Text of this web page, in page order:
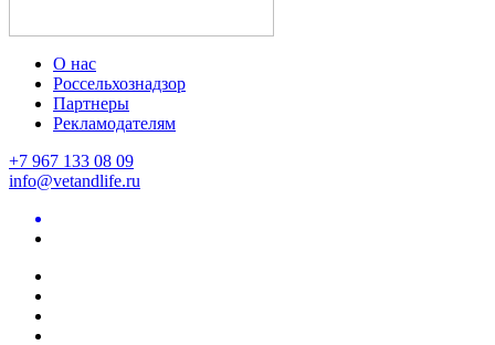
О нас
Россельхознадзор
Партнеры
Рекламодателям
+7 967 133 08 09
info@vetandlife.ru